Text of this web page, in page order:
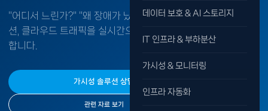
데이터 보호 & AI 스토리지
IT 인프라 & 부하분산
가시성 & 모니터링
인프라 자동화
"어디서 느린가?" "왜 장애가 났는가?" — 네트워크, 애플리케이
션, 클라우드 트래픽을 실시간으로 분석하여 문제를 즉시 파악
합니다.
가시성 솔루션 상담
관련 자료 보기